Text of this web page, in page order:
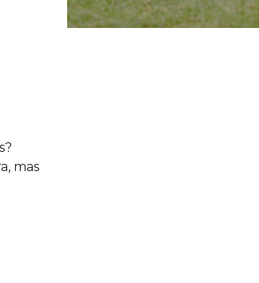
mas